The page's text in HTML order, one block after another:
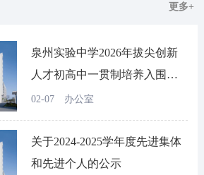
更多+
泉州实验中学2026年拔尖创新
人才初高中一贯制培养入围预
录取名单公示
02-07 办公室
关于2024-2025学年度先进集体
和先进个人的公示